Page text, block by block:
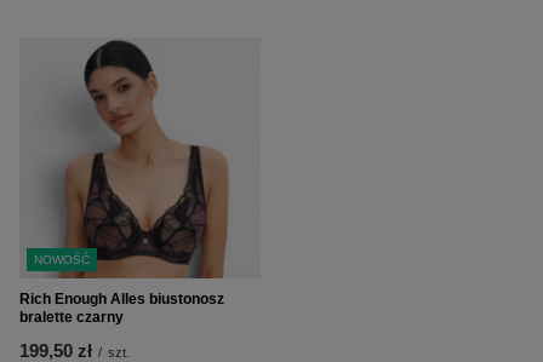
NOWOŚĆ
Rich Enough Alles biustonosz
bralette czarny
199,50 zł / szt.